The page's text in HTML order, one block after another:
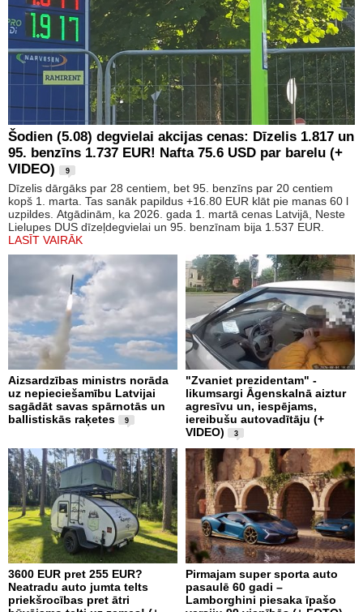
Šodien (5.08) degvielai akcijas cenas: Dīzelis 1.817 un
95. benzīns 1.737 EUR! Nafta 75.6 USD par barelu (+
VIDEO)
9
Dīzelis dārgāks par 28 centiem, bet 95. benzīns par 20 centiem
kopš 1. marta. Tas sanāk papildus +16.80 EUR klāt pie manas 60 l
uzpildes. Atgādinām, ka 2026. gada 1. martā cenas Latvijā, Neste
Lielupes DUS dīzeļdegvielai un 95. benzīnam bija 1.537 EUR.
LASĪT VAIRĀK
Aizsardzības ministrs norāda
uz nepieciešamību Latvijai
sagādāt savas spārnotās un
ballistiskās raķetes
9
"Zvaniet prezidentam" -
likumsargi Āgenskalnā aiztur
agresīvu un, iespējams,
iereibušu autovadītāju (+
VIDEO)
3
3600 EUR pret 255 EUR?
Neatradu auto jumta telts
priekšrocības pret ātri
Pirmajam super sporta auto
pasaulē 60 gadi –
Lamborghini piesaka īpašo